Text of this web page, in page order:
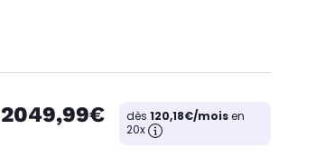
2049,99€ dès 120,18€/moisen
20x